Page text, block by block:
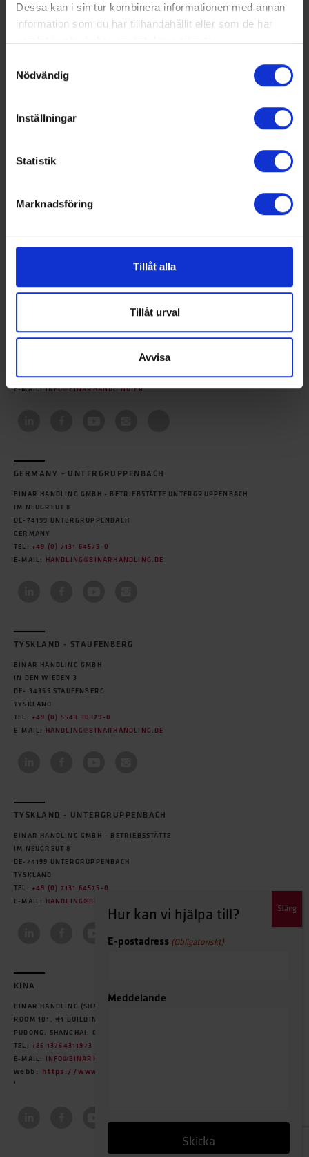
Dessa kan i sin tur kombinera informationen med annan
information som du har tillhandahållit eller som de har
samlat in när du har använt deras tjänster.
Nödvändig
Inställningar
Statistik
Marknadsföring
Tillåt alla
Tillåt urval
Avvisa
SE- 461 38 TROLLHÄTTAN
SVERIGE
IN DEN WIEDEN 3
TEL:+49 (0) 5543 30379-0
8 ROUTE DE L'ESPACE
TEL:+33 (0)228 - 23 17 97
E-MAIL:INFO@BINARHANDLING.FR
GERMANY - UNTERGRUPPENBACH
BINAR HANDLING GMBH - BETRIEBSTÄTTE UNTERGRUPPENBACH
IM NEUGREUT 8
DE-74199 UNTERGRUPPENBACH
GERMANY
TEL: +49 (0) 7131 64575-0
E-MAIL:
HANDLING@BINARHANDLING.DE
TYSKLAND - STAUFENBERG
BINAR HANDLING GMBH
IN DEN WIEDEN 3
DE- 34355 STAUFENBERG
TYSKLAND
TEL: +49 (0) 5543 30379-0
E-MAIL:
HANDLING@BINARHANDLING.DE
TYSKLAND - UNTERGRUPPENBACH
BINAR HANDLING GMBH – BETRIEBSSTÄTTE
IM NEUGREUT 8
DE-74199 UNTERGRUPPENBACH
TYSKLAND
TEL: +49 (0) 7131 64575-0
E-MAIL:
HANDLING@BINARHANDLING.DE
KINA
BINAR HANDLING (SHANGHAI) CO., LTD.
ROOM 101, #1 BUILDING, NO.20, LANE 455, MIAO QIAO ROAD,
PUDONG, SHANGHAI, CHINA
TEL: +86 13764311973
E-MAIL:
INFO@BINARHANDLING.COM.CN
webb: https://www.binarhandling-cn.com
'
E-postadress (Obligatoriskt)
Meddelande